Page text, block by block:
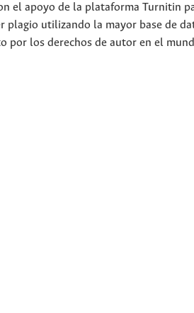
el apoyo de la plataforma Turnitin
plagio utilizando la mayor base de
por los derechos de autor en el